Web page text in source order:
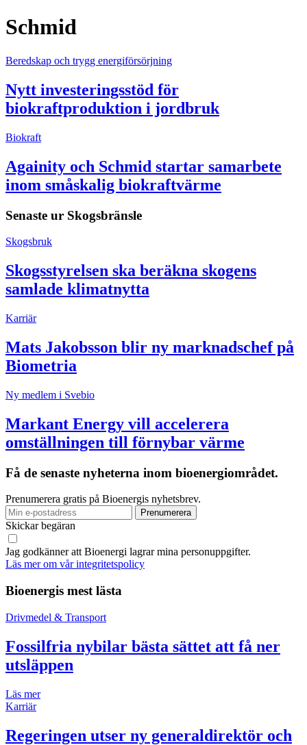
Schmid
Beredskap och trygg energiförsörjning
Nytt investeringsstöd för
biokraftproduktion i jordbruk
Biokraft
Againity och Schmid startar samarbete
inom småskalig biokraftvärme
Senaste ur Skogsbränsle
Skogsbruk
Skogsstyrelsen ska beräkna skogens
samlade klimatnytta
Karriär
Mats Jakobsson blir ny marknadschef på
Biometria
Ny medlem i Svebio
Markant Energy vill accelerera
omställningen till förnybar värme
Få de senaste nyheterna inom bioenergiområdet.
Prenumerera gratis på Bioenergis nyhetsbrev.
Skickar begäran
Jag godkänner att Bioenergi lagrar mina personuppgifter.
Läs mer om vår integritetspolicy
Bioenergis mest lästa
Drivmedel & Transport
Fossilfria nybilar bästa sättet att få ner
utsläppen
Läs mer
Karriär
Regeringen utser ny generaldirektör och